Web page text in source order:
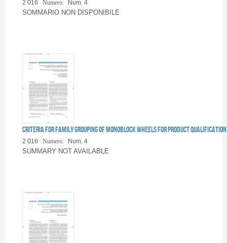
2 016 Numero: Num. 4
SOMMARIO NON DISPONIBILE
Criteria for family grouping of monoblock wheels for product qualification
2 016 Numero: Num. 4
SUMMARY NOT AVAILABLE